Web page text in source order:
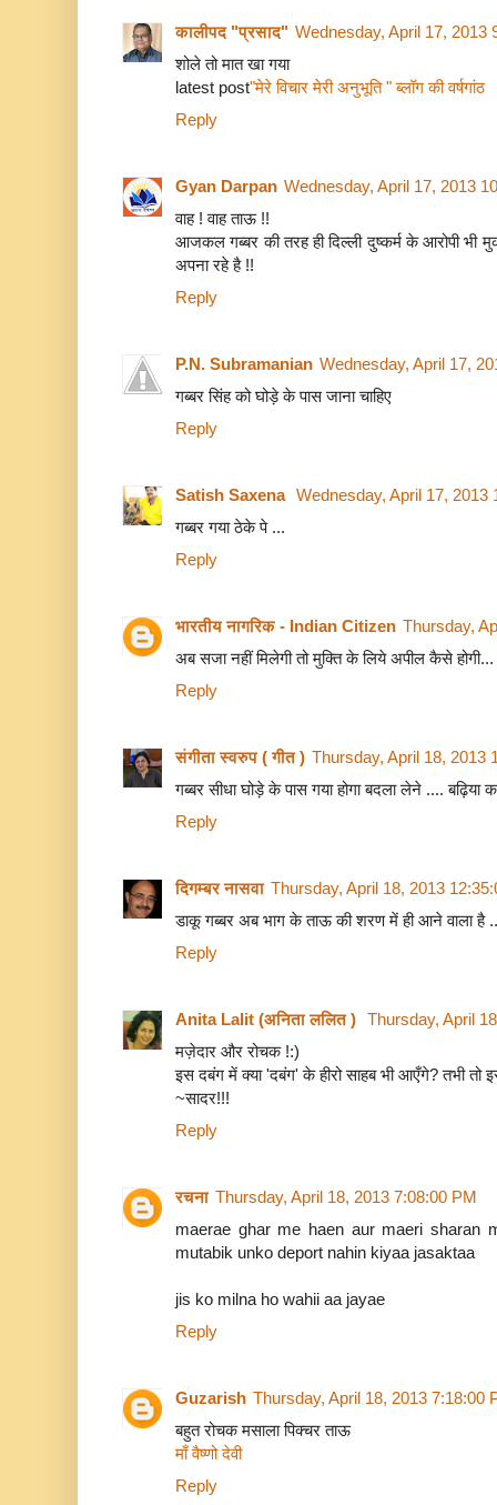
कालीपद "प्रसाद" Wednesday, April 17, 2013
शोले तो मात खा गया
latest post"मेरे विचार मेरी अनुभूति " ब्लॉग की वर्षगांठ
Reply
Gyan Darpan Wednesday, April 17, 2013
वाह ! वाह ताऊ !!
आजकल गब्बर की तरह ही दिल्ली दुष्कर्म के आरोपी
अपना रहे है !!
Reply
P.N. Subramanian Wednesday, April 17,
गब्बर सिंह को घोड़े के पास जाना चाहिए
Reply
Satish Saxena Wednesday, April 17, 2013
गब्बर गया ठेके पे ...
Reply
भारतीय नागरिक - Indian Citizen Thursday,
अब सजा नहीं मिलेगी तो मुक्ति के लिये अपील कैसे होगी...
Reply
संगीता स्वरुप ( गीत ) Thursday, April 18, 2013
गब्बर सीधा घोड़े के पास गया होगा बदला लेने .... बढ़िया
Reply
दिगम्बर नासवा Thursday, April 18, 2013
डाकू गब्बर अब भाग के ताऊ की शरण में ही आने वाला है
Reply
Anita Lalit (अनिता ललित ) Thursday, April
मज़ेदार और रोचक !:)
इस दबंग में क्या 'दबंग' के हीरो साहब भी आएँगे? तभी तो
~सादर!!!
Reply
रचना Thursday, April 18, 2013 7:08:00 PM
maerae ghar me haen aur maeri sharan
mutabik unko deport nahin kiyaa jasaktaa
jis ko milna ho wahii aa jayae
Reply
Guzarish Thursday, April 18, 2013 7:18:00
बहुत रोचक मसाला पिक्चर ताऊ
माँ वैष्णो देवी
Reply